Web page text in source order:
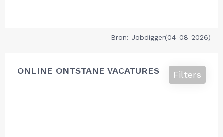
Bron: Jobdigger(04-08-2026)
ONLINE ONTSTANE VACATURES Filters